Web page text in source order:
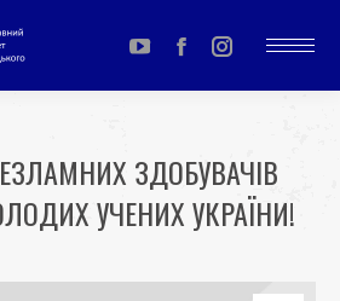
YouTube
page
in
new
Facebook
page
in
new
Instagram
page
in
new
ЗДОБУВАЧІВ
УЧЕНИХ УКРАЇНИ!